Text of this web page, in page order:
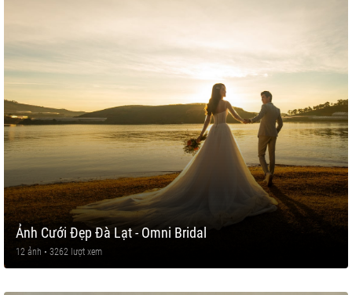
Ảnh Cưới Đẹp Đà Lạt - Omni Bridal
12 ảnh • 3262 lượt xem